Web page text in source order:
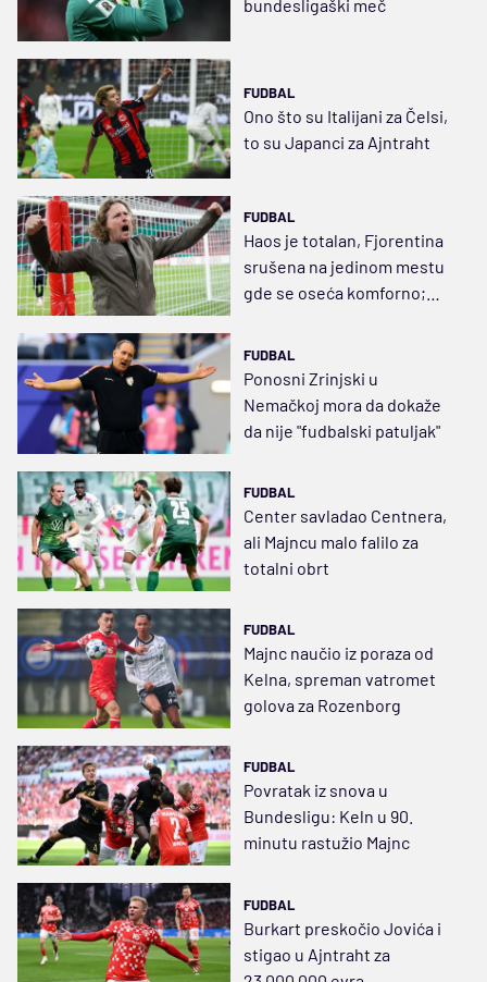
bundesligaški meč
FUDBAL
Ono što su Italijani za Čelsi,
to su Japanci za Ajntraht
FUDBAL
Haos je totalan, Fjorentina
srušena na jedinom mestu
gde se oseća komforno;
FUDBAL
Ponosni Zrinjski u
Nemačkoj mora da dokaže
da nije "fudbalski patuljak"
FUDBAL
Center savladao Centnera,
ali Majncu malo falilo za
totalni obrt
FUDBAL
Majnc naučio iz poraza od
Kelna, spreman vatromet
golova za Rozenborg
FUDBAL
Povratak iz snova u
Bundesligu: Keln u 90.
minutu rastužio Majnc
FUDBAL
Burkart preskočio Jovića i
stigao u Ajntraht za